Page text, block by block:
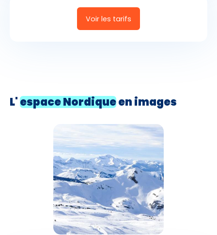
Voir les tarifs
L'espace Nordiqueen images